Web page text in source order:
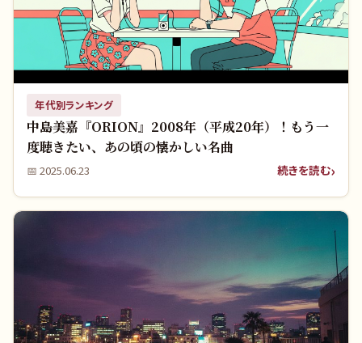
年代別ランキング
中島美嘉『ORION』2008年（平成20年）！もう一
度聴きたい、あの頃の懐かしい名曲
📅 2025.06.23 続きを読む